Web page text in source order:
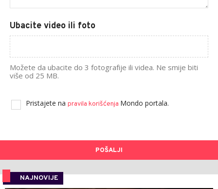
Ubacite video ili foto
Možete da ubacite do 3 fotografije ili videa. Ne smije biti
više od 25 MB.
Pristajete na pravila korišćenja Mondo portala.
POŠALJI
NAJNOVIJE